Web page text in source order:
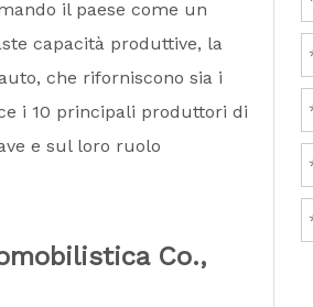
il paese come un
capacità produttive, la
che riforniscono sia i
i 10 principali produttori di
e sul loro ruolo
Co.,